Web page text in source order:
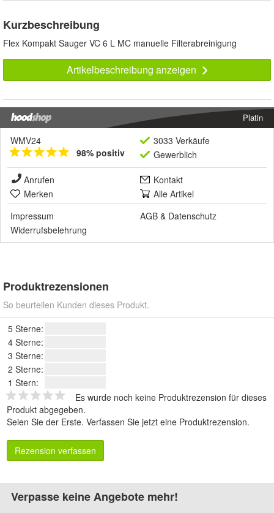
Kurzbeschreibung
Flex Kompakt Sauger VC 6 L MC manuelle Filterabreinigung
Artikelbeschreibung anzeigen
Platin
WMV24
98% positiv
3033 Verkäufe
Gewerblich
Anrufen
Kontakt
Merken
Alle Artikel
Impressum
AGB & Datenschutz
Widerrufsbelehrung
Produktrezensionen
So beurteilen Kunden dieses Produkt.
5 Sterne:
4 Sterne:
3 Sterne:
2 Sterne:
1 Stern:
Es wurde noch keine Produktrezension für dieses
Produkt abgegeben.
Seien Sie der Erste. Verfassen Sie jetzt eine Produktrezension.
Rezension verfassen
Verpasse keine Angebote mehr!